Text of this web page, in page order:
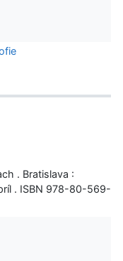
. Bratislava :
. ISBN 978-80-569-